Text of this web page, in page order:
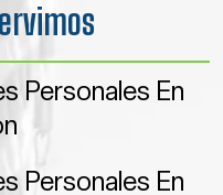
Personales En
Personales En